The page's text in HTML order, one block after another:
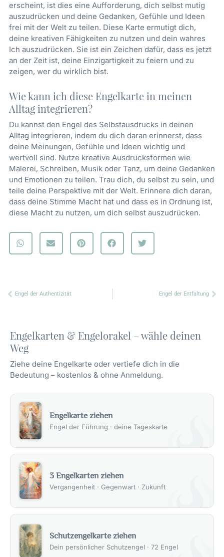
erscheint, ist dies eine Aufforderung, dich selbst mutig
auszudrücken und deine Gedanken, Gefühle und Ideen
frei mit der Welt zu teilen. Diese Karte ermutigt dich,
deine kreativen Fähigkeiten zu nutzen und dein wahres
Ich auszudrücken. Sie ist ein Zeichen dafür, dass es jetzt
an der Zeit ist, deine Einzigartigkeit zu feiern und zu
zeigen, wer du wirklich bist.
Wie kann ich diese Engelkarte in meinen
Alltag integrieren?
Du kannst den Engel des Selbstausdrucks in deinen
Alltag integrieren, indem du dich daran erinnerst, dass
deine Meinungen, Gefühle und Ideen wichtig und
wertvoll sind. Nutze kreative Ausdrucksformen wie
Malerei, Schreiben, Musik oder Tanz, um deine Gedanken
und Emotionen zu teilen. Trau dich, du selbst zu sein, und
teile deine Perspektive mit der Welt. Erinnere dich daran,
dass deine Stimme Macht hat und dass es in Ordnung ist,
diese Macht zu nutzen, um dich selbst auszudrücken.
Zurück
Engel der Authentizität Engel der Entfaltung
Engelkarten & Engelorakel – wähle deinen
Weg
Ziehe deine Engelkarte oder vertiefe dich in die
Bedeutung – kostenlos & ohne Anmeldung.
Engelkarte ziehen
Engel der Führung · deine Tageskarte
3 Engelkarten ziehen
Vergangenheit · Gegenwart · Zukunft
Schutzengelkarte ziehen
Dein persönlicher Schutzengel · 72 Engel